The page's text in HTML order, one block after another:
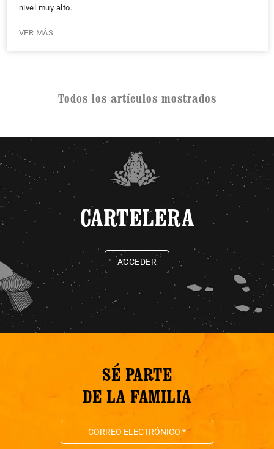
nivel muy alto.
VER MÁS
Todos los artículos mostrados
CARTELERA
ACCEDER
SÉ PARTE
DE LA FAMILIA